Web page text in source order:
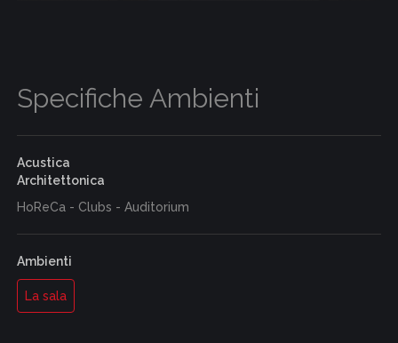
Specifiche Ambienti
Acustica
Architettonica
HoReCa - Clubs - Auditorium
Ambienti
La sala